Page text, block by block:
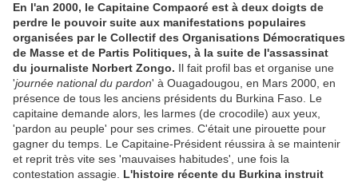
En l'an 2000, le Capitaine Compaoré est à deux doigts de
perdre le pouvoir suite aux manifestations populaires
organisées par le Collectif des Organisations Démocratiques
de Masse et de Partis Politiques, à la suite de l'assassinat
du journaliste Norbert Zongo. Il fait profil bas et organise une
'journée national du pardon' à Ouagadougou, en Mars 2000, en
présence de tous les anciens présidents du Burkina Faso. Le
capitaine demande alors, les larmes (de crocodile) aux yeux,
'pardon au peuple' pour ses crimes. C'était une pirouette pour
gagner du temps. Le Capitaine-Président réussira à se maintenir
et reprit très vite ses 'mauvaises habitudes', une fois la
contestation assagie. L'histoire récente du Burkina instruit